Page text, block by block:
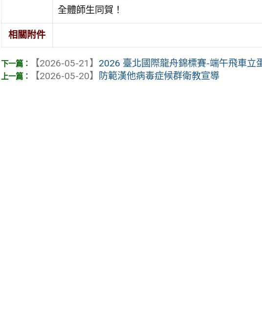
全體師生同賀！
相關附件
【2026-05-21】 2026 臺北國際龍舟錦標賽-端午飛車立
【2026-05-20】
防範漢他病毒症候群衛教宣導